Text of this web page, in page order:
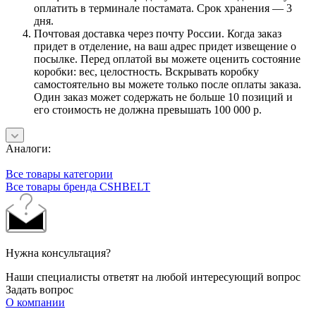
оплатить в терминале постамата. Срок хранения — 3
дня.
Почтовая доставка через почту России. Когда заказ
придет в отделение, на ваш адрес придет извещение о
посылке. Перед оплатой вы можете оценить состояние
коробки: вес, целостность. Вскрывать коробку
самостоятельно вы можете только после оплаты заказа.
Один заказ может содержать не больше 10 позиций и
его стоимость не должна превышать 100 000 р.
Аналоги:
Все товары категории
Все товары бренда CSHBELT
Нужна консультация?
Наши специалисты ответят на любой интересующий вопрос
Задать вопрос
О компании